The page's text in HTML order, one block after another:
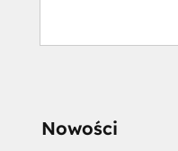
Nowości